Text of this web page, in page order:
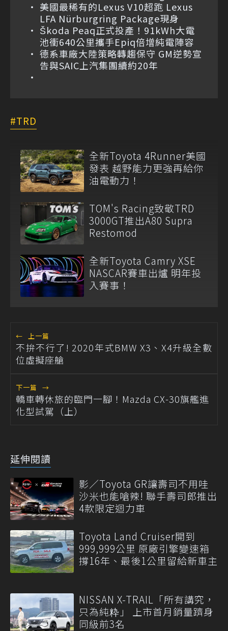
美國最稀有的Lexus V10超跑 Lexus
LFA Nürburgring Package現身
Škoda Peaq正式投產！91kWh大電
池衝640公里攜手Epiq倍增純電陣容
德系車廠大陸策略轉趨保守 GM逆勢宣
告與SAIC上汽集團續約20年
TRD
全新Toyota 4Runner美國
發表 越野能力更強再給你
油電動力！
TOM's Racing致敬TRD
3000GT推出A80 Supra
Restomod
全新Toyota Camry XSE
NASCAR賽車出爐 明年投
入賽事！
← 上一篇
不拚不行了! 2020年式BMW X3、X4升級全數
位虛擬座艙
下一篇 →
轎車轉休旅的臨門一腳！Mazda CX-30旗艦進
化型試駕（上）
延伸閱讀
影／Toyota GR讓壽司不用哇
沙米也能嗆辣! 聯手壽司郎推出
4款限定迴力車
Toyota Land Cruiser開到
999,999公里 原廠引擎變速箱
撐16年、最後1公里留給新車主
NISSAN X-TRAIL「所有講究，
只為純粋」 上市首月銷量躋身
同級前3名